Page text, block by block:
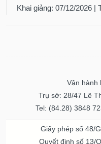
Khai giảng: 07/12/2026 |
Vận hành
Trụ sở: 28/47 Lê
Tel: (84.28) 3848
Giấy phép số 48/
Quyết định số 13/